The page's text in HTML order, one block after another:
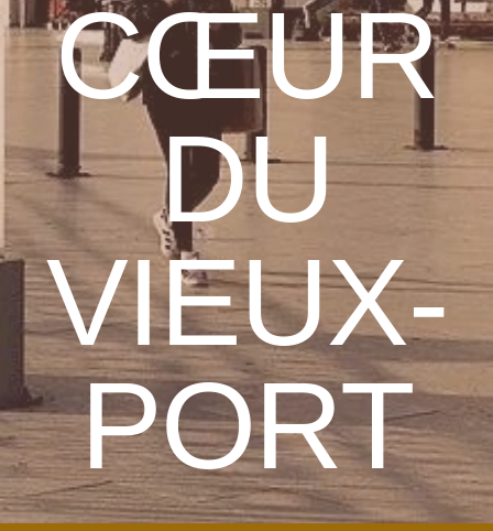
CŒUR
DU
VIEUX-
PORT